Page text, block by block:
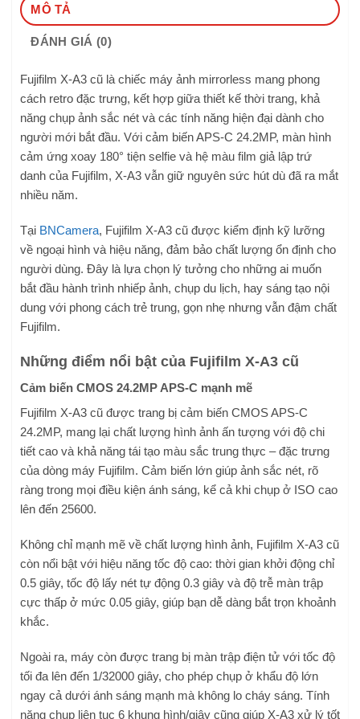
MÔ TẢ
ĐÁNH GIÁ (0)
Fujifilm X-A3 cũ là chiếc máy ảnh mirrorless mang phong
cách retro đặc trưng, kết hợp giữa thiết kế thời trang, khả
năng chụp ảnh sắc nét và các tính năng hiện đại dành cho
người mới bắt đầu. Với cảm biến APS-C 24.2MP, màn hình
cảm ứng xoay 180° tiện selfie và hệ màu film giả lập trứ
danh của Fujifilm, X-A3 vẫn giữ nguyên sức hút dù đã ra mắt
nhiều năm.
Tại BNCamera, Fujifilm X-A3 cũ được kiểm định kỹ lưỡng
về ngoại hình và hiệu năng, đảm bảo chất lượng ổn định cho
người dùng. Đây là lựa chọn lý tưởng cho những ai muốn
bắt đầu hành trình nhiếp ảnh, chụp du lịch, hay sáng tạo nội
dung với phong cách trẻ trung, gọn nhẹ nhưng vẫn đậm chất
Fujifilm.
Những điểm nổi bật của Fujifilm X-A3 cũ
Cảm biến CMOS 24.2MP APS-C mạnh mẽ
Fujifilm X-A3 cũ được trang bị cảm biến CMOS APS-C
24.2MP, mang lại chất lượng hình ảnh ấn tượng với độ chi
tiết cao và khả năng tái tạo màu sắc trung thực – đặc trưng
của dòng máy Fujifilm. Cảm biến lớn giúp ảnh sắc nét, rõ
ràng trong mọi điều kiện ánh sáng, kể cả khi chụp ở ISO cao
lên đến 25600.
Không chỉ mạnh mẽ về chất lượng hình ảnh, Fujifilm X-A3 cũ
còn nổi bật với hiệu năng tốc độ cao: thời gian khởi động chỉ
0.5 giây, tốc độ lấy nét tự động 0.3 giây và độ trễ màn trập
cực thấp ở mức 0.05 giây, giúp bạn dễ dàng bắt trọn khoảnh
khắc.
Ngoài ra, máy còn được trang bị màn trập điện tử với tốc độ
tối đa lên đến 1/32000 giây, cho phép chụp ở khẩu độ lớn
ngay cả dưới ánh sáng mạnh mà không lo cháy sáng. Tính
năng chụp liên tục 6 khung hình/giây cũng giúp X-A3 xử lý tốt